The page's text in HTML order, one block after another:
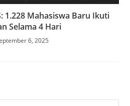
1.228 Mahasiswa Baru Ikuti
Selama 4 Hari
6, 2025